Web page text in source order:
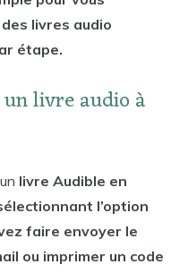
livres audio
étape.
livre audio à
livre Audible en
l’option
faire envoyer le
ou imprimer un code